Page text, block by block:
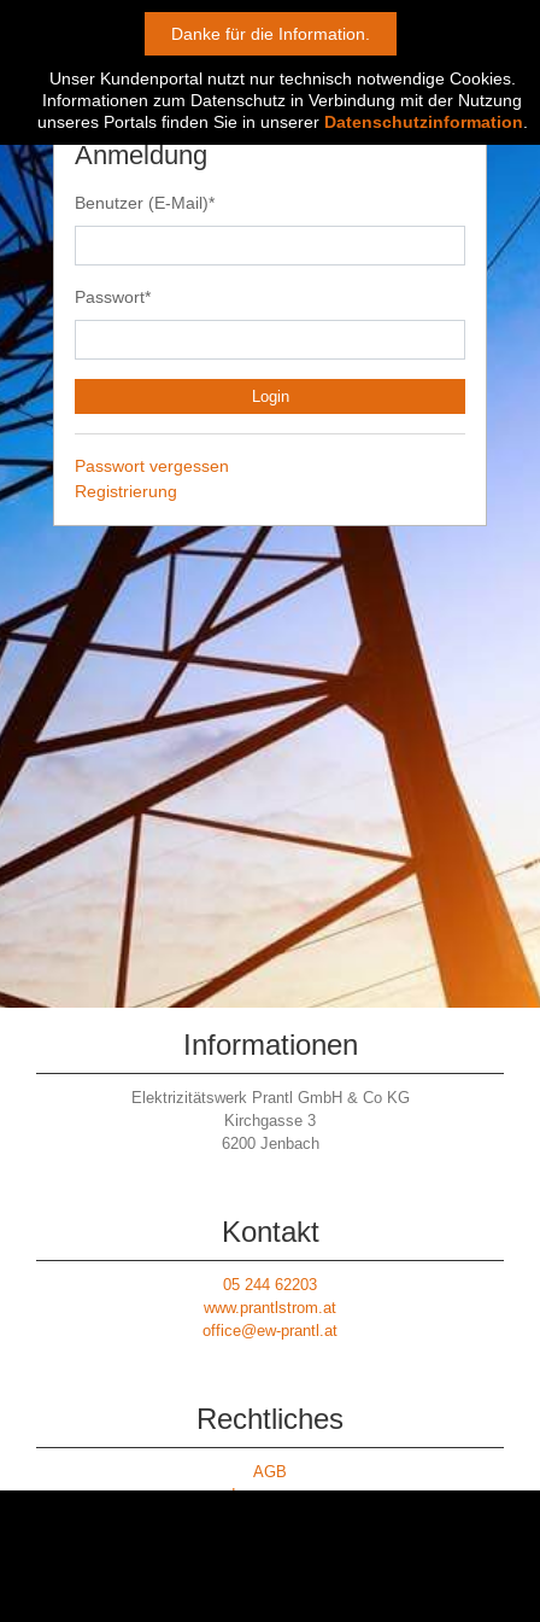
Danke für die Information.
Unser Kundenportal nutzt nur technisch notwendige Cookies.
Informationen zum Datenschutz in Verbindung mit der Nutzung
unseres Portals finden Sie in unserer Datenschutzinformation
Anmeldung
Benutzer (E-Mail)*
Passwort*
Login
Passwort vergessen
Registrierung
Informationen
Elektrizitätswerk Prantl GmbH & Co KG
Kirchgasse 3
6200 Jenbach
Kontakt
05 244 62203
www.prantlstrom.at
office@ew-prantl.at
Rechtliches
AGB
Impressum